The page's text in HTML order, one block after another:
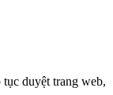
duyệt trang web,